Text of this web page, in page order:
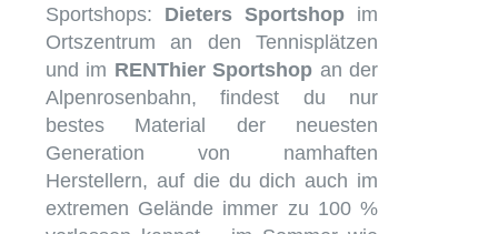
Sportshops: Dieters Sportshop im
Ortszentrum an den Tennisplätzen
und im RENThier Sportshop an der
Alpenrosenbahn, findest du nur
bestes Material der neuesten
Generation von namhaften
Herstellern, auf die du dich auch im
extremen Gelände immer zu 100 %